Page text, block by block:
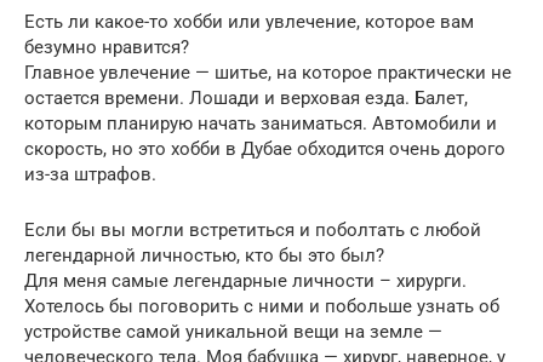
Есть ли какое-то хобби или увлечение, которое вам
безумно нравится?
Главное увлечение — шитье, на которое практически не
остается времени. Лошади и верховая езда. Балет,
которым планирую начать заниматься. Автомобили и
скорость, но это хобби в Дубае обходится очень дорого
из-за штрафов.
Если бы вы могли встретиться и поболтать с любой
легендарной личностью, кто бы это был?
Для меня самые легендарные личности – хирурги.
Хотелось бы поговорить с ними и побольше узнать об
устройстве самой уникальной вещи на земле —
человеческого тела. Моя бабушка — хирург, наверное, у